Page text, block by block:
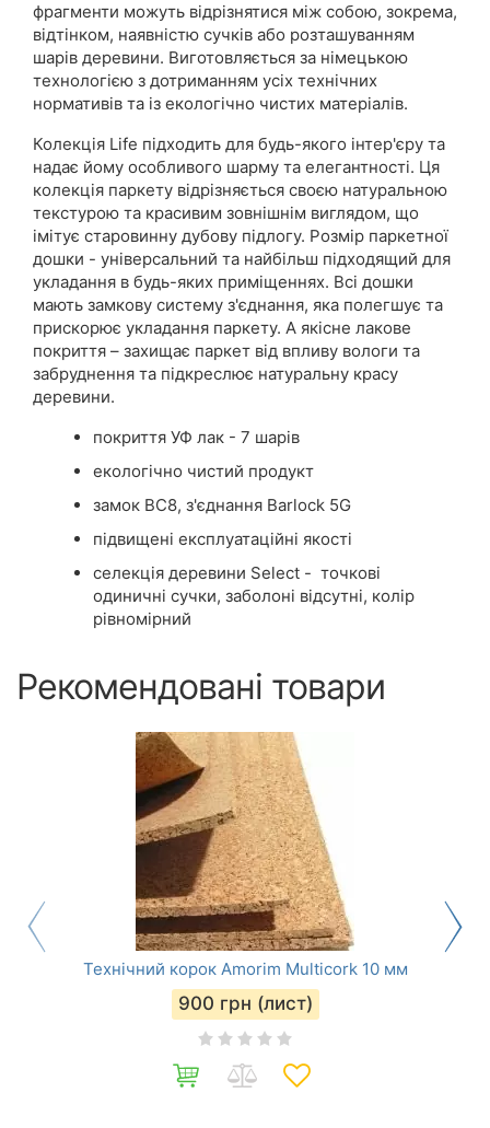
фрагменти можуть відрізнятися між собою, зокрема,
відтінком, наявністю сучків або розташуванням
шарів деревини. Виготовляється за німецькою
технологією з дотриманням усіх технічних
нормативів та із екологічно чистих матеріалів.
Колекція Life підходить для будь-якого інтер'єру та
надає йому особливого шарму та елегантності. Ця
колекція паркету відрізняється своєю натуральною
текстурою та красивим зовнішнім виглядом, що
імітує старовинну дубову підлогу. Розмір паркетної
дошки - універсальний та найбільш підходящий для
укладання в будь-яких приміщеннях. Всі дошки
мають замкову систему з'єднання, яка полегшує та
прискорює укладання паркету. А якісне лакове
покриття – захищає паркет від впливу вологи та
забруднення та підкреслює натуральну красу
деревини.
покриття УФ лак - 7 шарів
екологічно чистий продукт
замок BC8, з'єднання Barlock 5G
підвищені експлуатаційні якості
селекція деревини Select - точкові
одиничні сучки, заболоні відсутні, колір
рівномірний
Рекомендовані товари
Технічний корок Amorim Multicork 10 мм
900 грн (лист)